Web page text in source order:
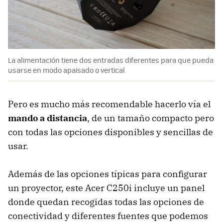
La alimentación tiene dos entradas diferentes para que pueda
usarse en modo apaisado o vertical
Pero es mucho más recomendable hacerlo vía el
mando a distancia, de un tamaño compacto pero
con todas las opciones disponibles y sencillas de
usar.
Además de las opciones típicas para configurar
un proyector, este Acer C250i incluye un panel
donde quedan recogidas todas las opciones de
conectividad y diferentes fuentes que podemos